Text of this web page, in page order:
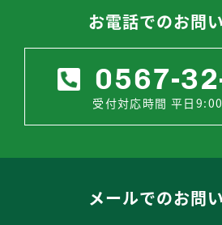
お電話でのお問
0567-
受付対応時間 平日
メールでのお問